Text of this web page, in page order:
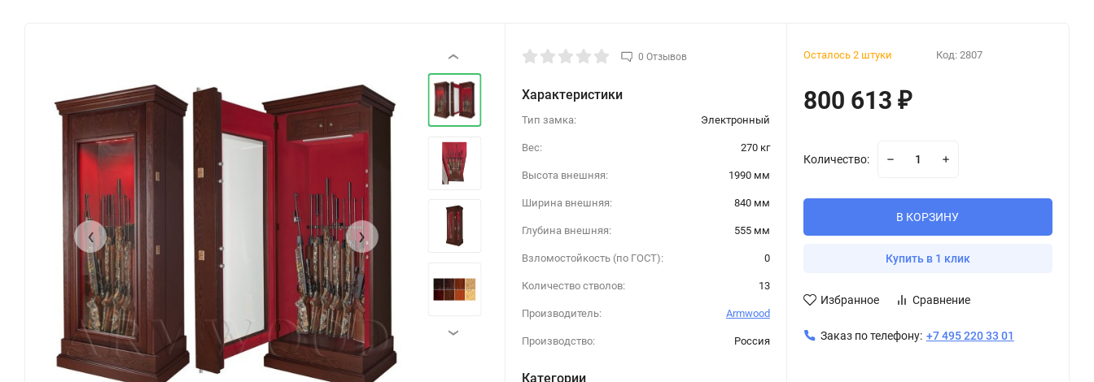
‹ ›
‹
›
0 Отзывов
Характеристики
Тип замка: Электронный
Вес: 270 кг
Высота внешняя: 1990 мм
Ширина внешняя: 840 мм
Глубина внешняя: 555 мм
Взломостойкость (по ГОСТ): 0
Количество стволов: 13
Производитель: Armwood
Производство: Россия
Категории
Осталось 2 штуки Код: 2807
800 613 ₽
Количество:
В КОРЗИНУ
Купить в 1 клик
Избранное Сравнение
Заказ по телефону: +7 495 220 33 01